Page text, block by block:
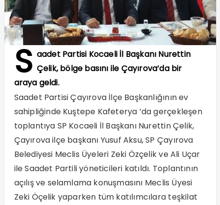
S aadet Partisi Kocaeli İl Başkanı Nurettin
Çelik, bölge basını ile Çayırova’da bir
araya geldi.
Saadet Partisi Çayırova İlçe Başkanlığının ev
sahipliğinde Kuştepe Kafeterya ’da gerçekleşen
toplantıya SP Kocaeli İl Başkanı Nurettin Çelik,
Çayırova ilçe başkanı Yusuf Aksu, SP Çayırova
Belediyesi Meclis Üyeleri Zeki Özçelik ve Ali Uçar
ile Saadet Partili yöneticileri katıldı. Toplantının
açılış ve selamlama konuşmasını Meclis Üyesi
Zeki Öçelik yaparken tüm katılımcılara teşkilat